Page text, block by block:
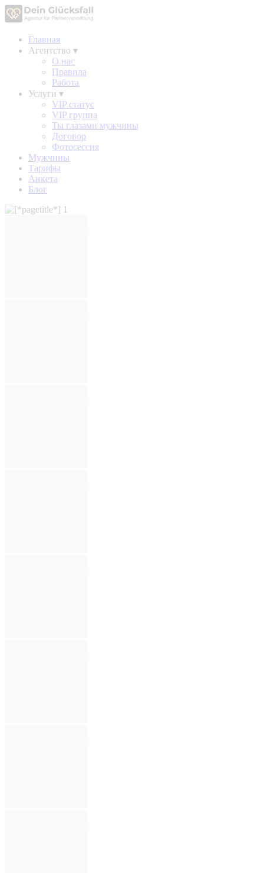
Главная
Агентство ▾
О нас
Правила
Работа
Услуги ▾
VIP статус
VIP группа
Ты глазами мужчины
Договор
Фотосессия
Мужчины
Тарифы
Анкета
Блог